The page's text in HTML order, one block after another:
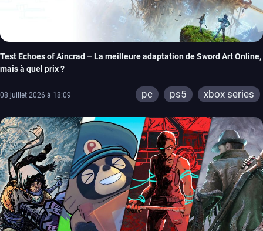
Test Echoes of Aincrad – La meilleure adaptation de Sword Art Online,
mais à quel prix ?
08 juillet 2026 à 18:09 pc ps5 xbox series